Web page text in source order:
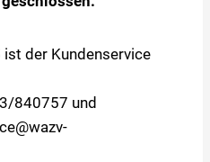
ist der Kundenservice
840757 und